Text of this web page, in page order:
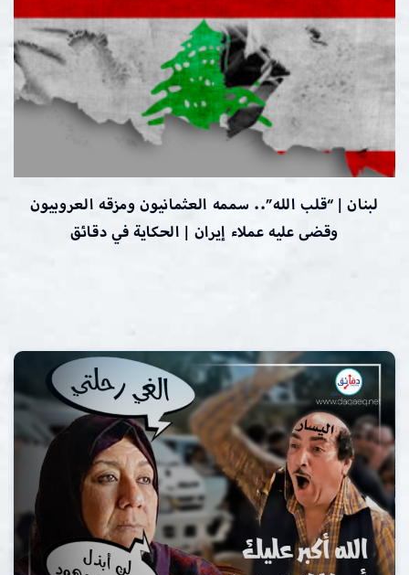
لبنان | “قلب الله”.. سممه العثمانيون ومزقه العروبيون
وقضى عليه عملاء إيران | الحكاية في دقائق